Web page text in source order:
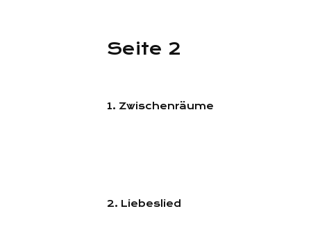
Seite 2
1. Zwischenräume
2. Liebeslied